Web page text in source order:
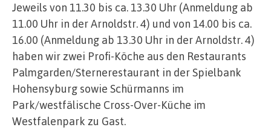
Jeweils von 11.30 bis ca. 13.30 Uhr (Anmeldung ab
11.00 Uhr in der Arnoldstr. 4) und von 14.00 bis ca.
16.00 (Anmeldung ab 13.30 Uhr in der Arnoldstr. 4)
haben wir zwei Profi-Köche aus den Restaurants
Palmgarden/Sternerestaurant in der Spielbank
Hohensyburg sowie Schürmanns im
Park/westfälische Cross-Over-Küche im
Westfalenpark zu Gast.